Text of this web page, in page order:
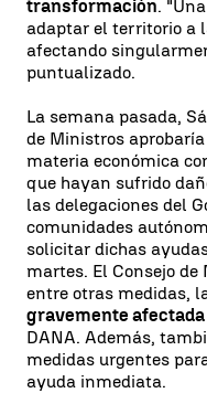
transformación.
adaptar el territorio a
afectando
puntualizado.
La semana pasada,
de Ministros
materia económica
que hayan sufrido
las delegaciones del
comunidades
solicitar dichas
martes. El Consejo
entre otras medidas,
gravemente
DANA. Además,
medidas urgentes
ayuda inmediata.